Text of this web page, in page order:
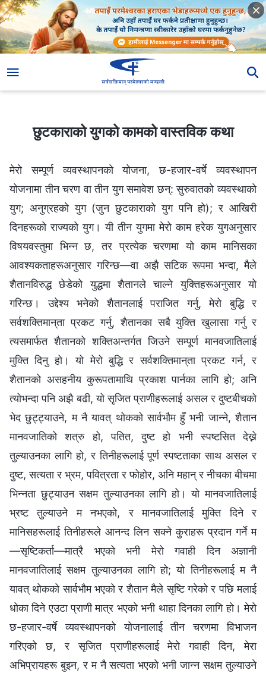
छुटकाराको युगको कामको वास्तविक कथा
छुटकाराको युगको कामको वास्तविक कथा
मेरो सम्पूर्ण व्यवस्थापनको योजना, छ-हजार-वर्षे व्यवस्थापन
योजनामा तीन चरण वा तीन युग समावेश छन्: सुरुवातको व्यवस्थाको
युग; अनुग्रहको युग (जुन छुटकाराको युग पनि हो); र आखिरी
दिनहरूको राज्यको युग। यी तीन युगमा मेरो काम हरेक युगअनुसार
विषयवस्तुमा भिन्‍न छ, तर प्रत्येक चरणमा यो काम मानिसका
आवश्यकताहरूअनुसार गरिन्छ—वा अझै सटिक रूपमा भन्दा, मैले
शैतानविरुद्ध छेडेको युद्धमा शैतानले चाल्ने युक्तिहरूअनुसार यो
गरिन्छ। उद्देश्य भनेको शैतानलाई पराजित गर्नु, मेरो बुद्धि र
सर्वशक्तिमान्‌ता प्रकट गर्नु, शैतानका सबै युक्ति खुलासा गर्नु र
त्यसमार्फत शैतानको शक्तिअन्तर्गत जिउने सम्पूर्ण मानवजातिलाई
मुक्ति दिनु हो। यो मेरो बुद्धि र सर्वशक्तिमान्‌ता प्रकट गर्न, र
शैतानको असहनीय कुरूपतामाथि प्रकाश पार्नका लागि हो; अनि
त्योभन्दा पनि अझै बढी, यो सृजित प्राणीहरूलाई असल र दुष्टबीचको
भेद छुट्ट्याउने, म नै यावत् थोकको सार्वभौम हुँ भनी जान्ने, शैतान
मानवजातिको शत्रु हो, पतित, दुष्ट हो भनी स्पष्टसित देख्ने
तुल्याउनका लागि हो, र तिनीहरूलाई पूर्ण स्पष्टताका साथ असल र
दुष्ट, सत्यता र भ्रम, पवित्रता र फोहोर, अनि महान् र नीचका बीचमा
भिन्‍नता छुट्याउन सक्षम तुल्याउनका लागि हो। यो मानवजातिलाई
भ्रष्ट तुल्याउने म नभएको, र मानवजातिलाई मुक्ति दिने र
मानिसहरूलाई तिनीहरूले आनन्द लिन सक्ने कुराहरू प्रदान गर्ने म
—सृष्टिकर्ता—मात्रै भएको भनी मेरो गवाही दिन अज्ञानी
मानवजातिलाई सक्षम तुल्याउनका लागि हो; यो तिनीहरूलाई म नै
यावत् थोकको सार्वभौम भएको र शैतान मैले सृष्टि गरेको र पछि मलाई
धोका दिने एउटा प्राणी मात्र भएको भनी थाहा दिनका लागि हो। मेरो
छ-हजार-वर्षे व्यवस्थापनको योजनालाई तीन चरणमा विभाजन
गरिएको छ, र सृजित प्राणीहरूलाई मेरो गवाही दिन, मेरा
अभिप्रायहरू बुझ्न, र म नै सत्यता भएको भनी जान्न सक्षम तुल्याउने